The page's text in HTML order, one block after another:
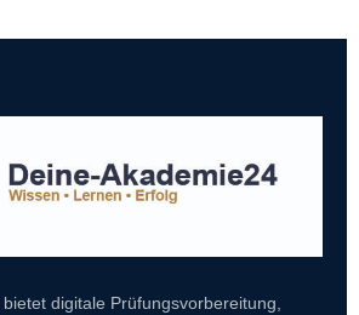
digitale Prüfungsvorbereitung,